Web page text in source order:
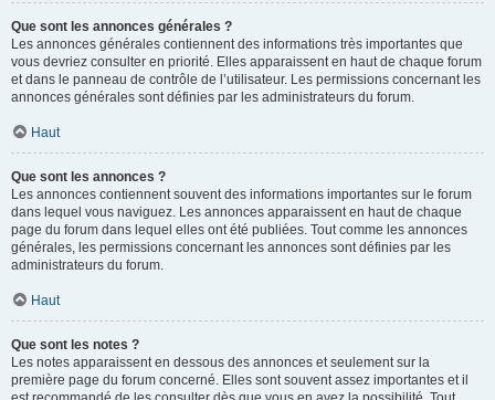
Que sont les annonces générales ?
Les annonces générales contiennent des informations très importantes que
vous devriez consulter en priorité. Elles apparaissent en haut de chaque forum
et dans le panneau de contrôle de l’utilisateur. Les permissions concernant les
annonces générales sont définies par les administrateurs du forum.
Haut
Que sont les annonces ?
Les annonces contiennent souvent des informations importantes sur le forum
dans lequel vous naviguez. Les annonces apparaissent en haut de chaque
page du forum dans lequel elles ont été publiées. Tout comme les annonces
générales, les permissions concernant les annonces sont définies par les
administrateurs du forum.
Haut
Que sont les notes ?
Les notes apparaissent en dessous des annonces et seulement sur la
première page du forum concerné. Elles sont souvent assez importantes et il